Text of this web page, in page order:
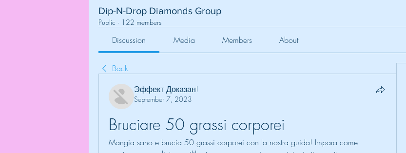
Dip-N-Drop Diamonds Group
Public · 122 members
Discussion Media Members About
Back
Эффект Доказан!
September 7, 2023
Bruciare 50 grassi corporei
Mangia sano e brucia 50 grassi corporei con la nostra guida! Impara come